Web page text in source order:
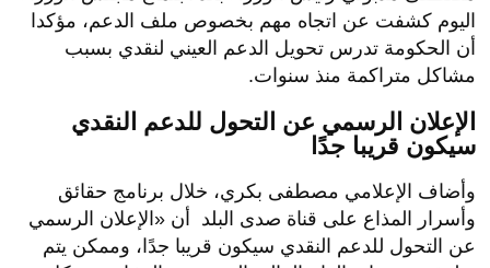
الخميس 04 يونيو 2026 10:40 مساءً
قال الإعلاميمصطفى بكريإن تصريحات الدكتور